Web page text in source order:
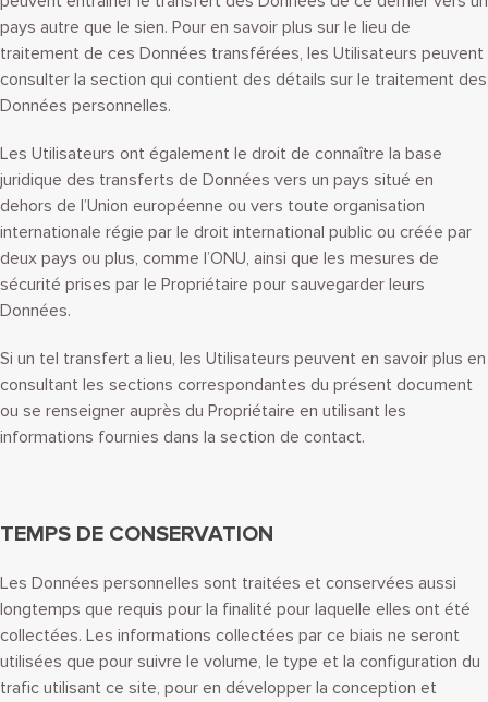
pays autre que le sien. Pour en savoir plus sur le lieu de
traitement de ces Données transférées, les Utilisateurs peuvent
consulter la section qui contient des détails sur le traitement des
Données personnelles.
Les Utilisateurs ont également le droit de connaître la base
juridique des transferts de Données vers un pays situé en
dehors de l’Union européenne ou vers toute organisation
internationale régie par le droit international public ou créée par
deux pays ou plus, comme l’ONU, ainsi que les mesures de
sécurité prises par le Propriétaire pour sauvegarder leurs
Données.
Si un tel transfert a lieu, les Utilisateurs peuvent en savoir plus en
consultant les sections correspondantes du présent document
ou se renseigner auprès du Propriétaire en utilisant les
informations fournies dans la section de contact.
TEMPS DE CONSERVATION
Les Données personnelles sont traitées et conservées aussi
longtemps que requis pour la finalité pour laquelle elles ont été
collectées. Les informations collectées par ce biais ne seront
utilisées que pour suivre le volume, le type et la configuration du
trafic utilisant ce site, pour en développer la conception et